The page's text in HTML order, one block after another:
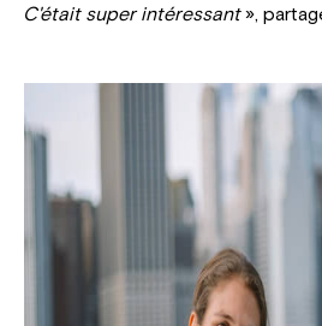
C'était super intéressant»,